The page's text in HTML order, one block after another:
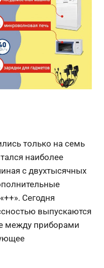
только на семь
наиболее
с двухтысячных
Сегодня
выпускаются
между приборами